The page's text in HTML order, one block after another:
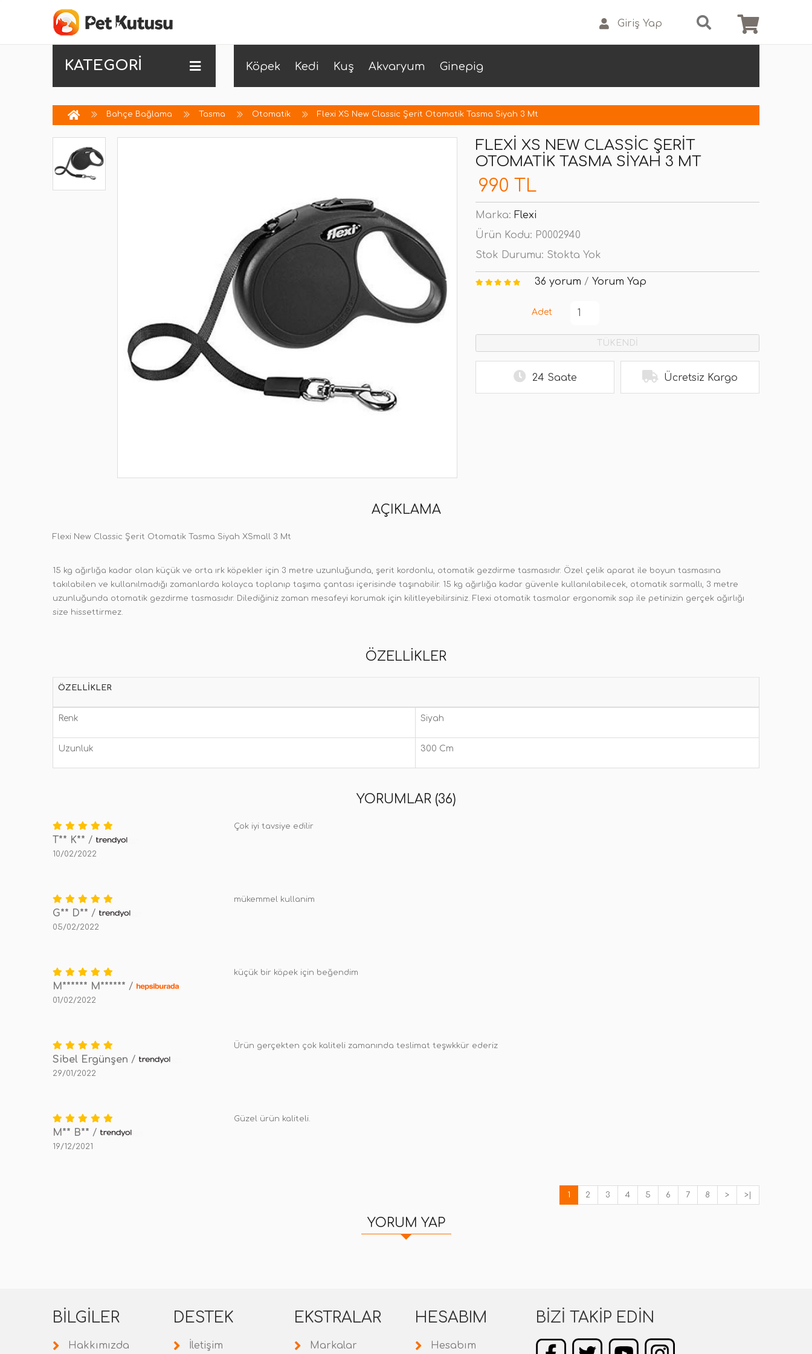
Giriş Yap
KATEGORİ Köpek Kedi Kuş Akvaryum Ginepig
Bahçe Bağlama Tasma Otomatik Flexi XS New Classic Şerit Otomatik Tasma Siyah 3 Mt
FLEXI XS NEW CLASSIC ŞERIT
OTOMATIK TASMA SIYAH 3 MT
990 TL
Marka: Flexi
Ürün Kodu: P0002940
Stok Durumu: Stokta Yok
36 yorum / Yorum Yap
Adet
TÜKENDİ
24 Saate Ücretsiz Kargo
AÇIKLAMA
Flexi New Classic Şerit Otomatik Tasma Siyah XSmall 3 Mt
15 kg ağırlığa kadar olan küçük ve orta ırk köpekler için 3 metre uzunluğunda, şerit kordonlu, otomatik gezdirme tasmasıdır. Özel çelik aparat ile boyun tasmasına
takılabilen ve kullanılmadığı zamanlarda kolayca toplanıp taşıma çantası içerisinde taşınabilir. 15 kg ağırlığa kadar güvenle kullanılabilecek, otomatik sarmallı, 3 metre
uzunluğunda otomatik gezdirme tasmasıdır. Dilediğiniz zaman mesafeyi korumak için kilitleyebilirsiniz. Flexi otomatik tasmalar ergonomik sap ile petinizin gerçek ağırlığı
size hissettirmez.
ÖZELLIKLER
ÖZELLIKLER
Renk Siyah
Uzunluk 300 Cm
YORUMLAR (36)
T** K** /
10/02/2022
Çok iyi tavsiye edilir
G** D** /
05/02/2022
mükemmel kullanim
M****** M****** /
01/02/2022
küçük bir köpek için beğendim
Sibel Ergünşen /
29/01/2022
Ürün gerçekten çok kaliteli zamanında teslimat teşwkkür ederiz
M** B** /
19/12/2021
Güzel ürün kaliteli.
1 2 3 4 5 6 7 8 > >|
YORUM YAP
BILGILER
Hakkımızda
DESTEK
İletişim
EKSTRALAR
Markalar
HESABIM
Hesabım
BIZI TAKIP EDIN